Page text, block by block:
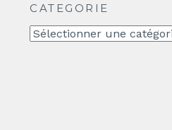
CATEGORIE
CATEGORIE